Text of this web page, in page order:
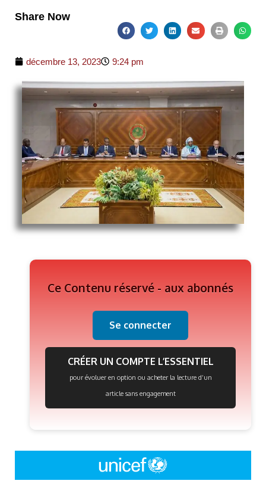
Share Now
décembre 13, 2023 9:24 pm
Ce Contenu réservé - aux abonnés
Se connecter
CRÉER UN COMPTE L’ESSENTIEL
pour évoluer en option ou acheter la lecture d’un
article sans engagement